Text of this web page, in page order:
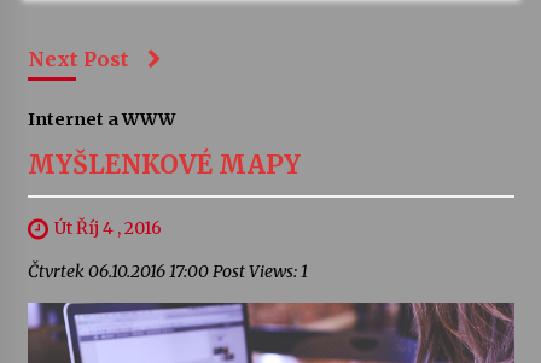
Next Post
Internet a WWW
MYŠLENKOVÉ MAPY
Út Říj 4 , 2016
Čtvrtek 06.10.2016 17:00 Post Views: 1